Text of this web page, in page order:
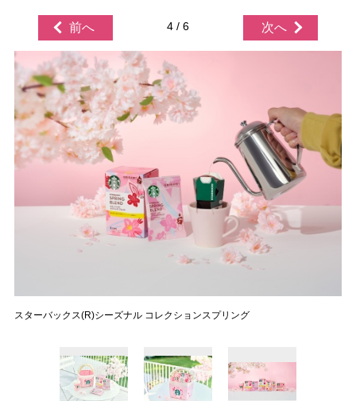
前へ 4 / 6 次へ
スターバックス(R)シーズナル コレクションスプリング